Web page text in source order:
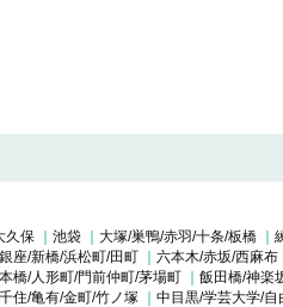
久保 池袋 大塚/巣鴨/赤羽/十条/板橋
銀座/新橋/浜松町/田町 六本木/赤坂/西麻布
橋/人形町/門前仲町/茅場町
飯田橋/神楽
住/亀有/金町/竹ノ塚
中目黒/学芸大学/自